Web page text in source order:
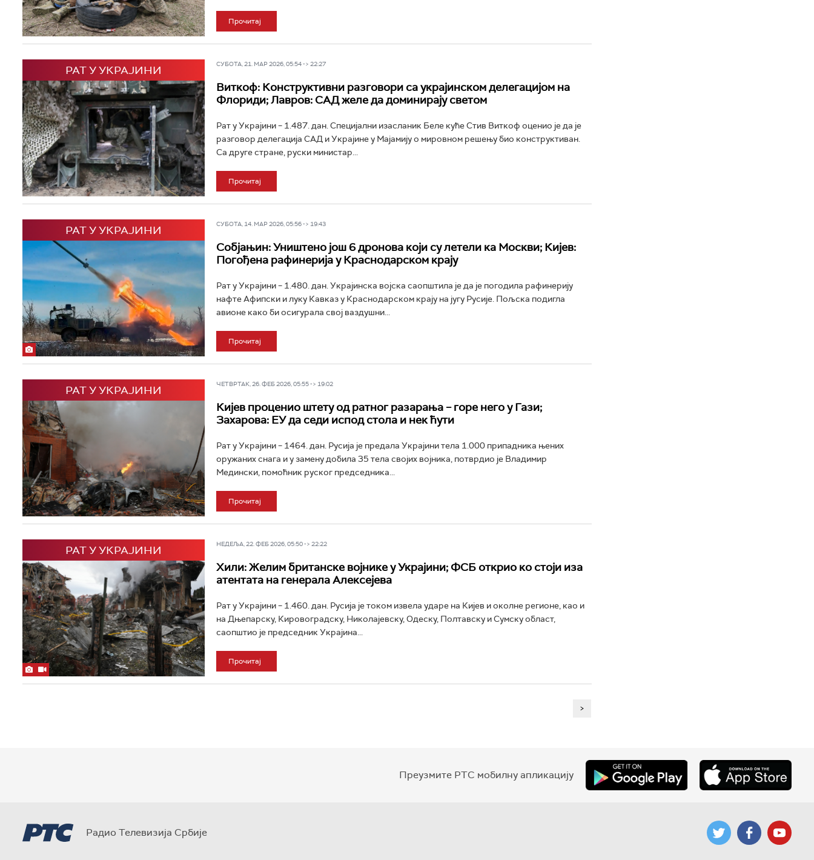
Прочитај
РАТ У УКРАЈИНИ СУБОТА, 21. МАР 2026, 05:54 -> 22:27
Виткоф: Конструктивни разговори са украјинском делегацијом на
Флориди; Лавров: САД желе да доминирају светом
Рат у Украјини – 1.487. дан. Специјални изасланик Беле куће Стив Виткоф оценио је да је
разговор делегација САД и Украјине у Мајамију о мировном решењу био конструктиван.
Са друге стране, руски министар...
Прочитај
РАТ У УКРАЈИНИ СУБОТА, 14. МАР 2026, 05:56 -> 19:43
Собјањин: Уништено још 6 дронова који су летели ка Москви; Кијев:
Погођена рафинерија у Краснодарском крају
Рат у Украјини – 1.480. дан. Украјинска војска саопштила је да је погодила рафинерију
нафте Афипски и луку Кавказ у Краснодарском крају на југу Русије. Пољска подигла
авионе како би осигурала свој ваздушни...
Прочитај
РАТ У УКРАЈИНИ ЧЕТВРТАК, 26. ФЕБ 2026, 05:55 -> 19:02
Кијев проценио штету од ратног разарања – горе него у Гази;
Захарова: ЕУ да седи испод стола и нек ћути
Рат у Украјини – 1464. дан. Русија је предала Украјини тела 1.000 припадника њених
оружаних снага и у замену добила 35 тела својих војника, потврдио је Владимир
Медински, помоћник руског председника...
Прочитај
РАТ У УКРАЈИНИ НЕДЕЉА, 22. ФЕБ 2026, 05:50 -> 22:22
Хили: Желим британске војнике у Украјини; ФСБ открио ко стоји иза
атентата на генерала Алексејева
Рат у Украјини – 1.460. дан. Русија је током извела ударе на Кијев и околне регионе, као и
на Дњепарску, Кировоградску, Николајевску, Одеску, Полтавску и Сумску област,
саопштио је председник Украјина...
Прочитај
>
Преузмите РТС мобилну апликацију
Радио Телевизија Србије